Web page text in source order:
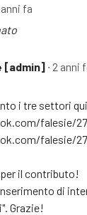
anni fa
[admin] ∙ 2 anni
i tre settori
falesie/
falesie/
il contributo!
di
Grazie!